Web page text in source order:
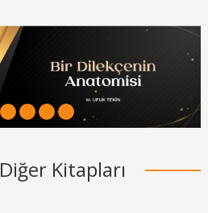
2 3 4 5
Kitapları